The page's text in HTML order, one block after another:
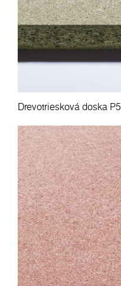
Drevotriesková doska P5